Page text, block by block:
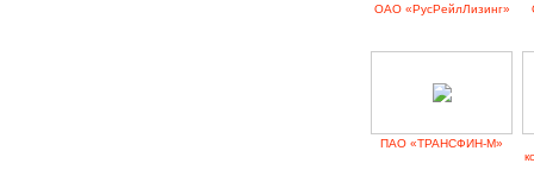
ОАО «РусРейлЛизинг»
ПАО «ТРАНСФИН-М»